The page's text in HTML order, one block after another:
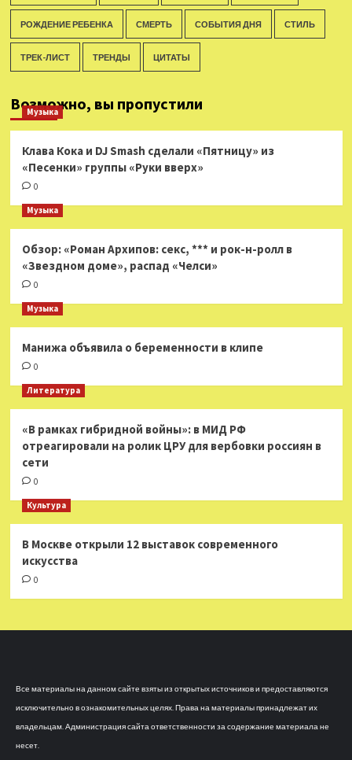
РОЖДЕНИЕ РЕБЕНКА СМЕРТЬ СОБЫТИЯ ДНЯ СТИЛЬ
ТРЕК-ЛИСТ ТРЕНДЫ ЦИТАТЫ
Возможно, вы пропустили
Музыка
Клава Кока и DJ Smash сделали «Пятницу» из
«Песенки» группы «Руки вверх»
0
Музыка
Обзор: «Роман Архипов: секс, *** и рок-н-ролл в
«Звездном доме», распад «Челси»
0
Музыка
Манижа объявила о беременности в клипе
0
Литература
«В рамках гибридной войны»: в МИД РФ
отреагировали на ролик ЦРУ для вербовки россиян в
сети
0
Культура
В Москве открыли 12 выставок современного
искусства
0
Все материалы на данном сайте взяты из открытых источников и предоставляются
исключительно в ознакомительных целях. Права на материалы принадлежат их
владельцам. Администрация сайта ответственности за содержание материала не
несет.